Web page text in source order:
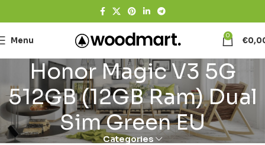
Menu 0 €
Honor Magic V3 5G
512GB (12GB Ram) Dual
Sim Green EU
Categories